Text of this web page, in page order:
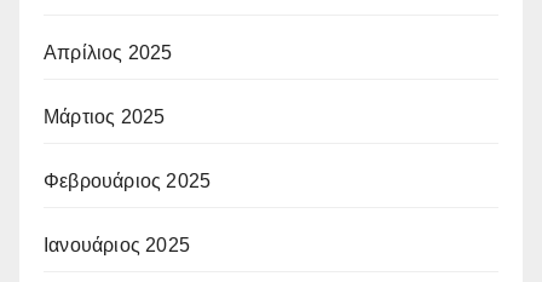
Απρίλιος 2025
Μάρτιος 2025
Φεβρουάριος 2025
Ιανουάριος 2025